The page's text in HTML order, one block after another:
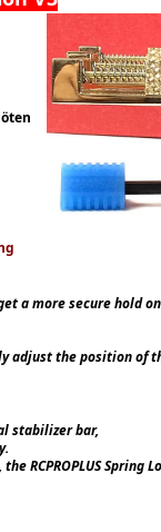
a more secure hold
adjust the position of
stabilizer bar,
RCPROPLUS Spring